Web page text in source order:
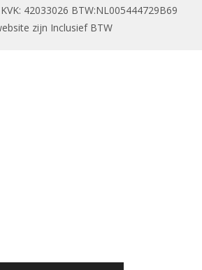
42033026 BTW:NL005444729B69
zijn Inclusief BTW